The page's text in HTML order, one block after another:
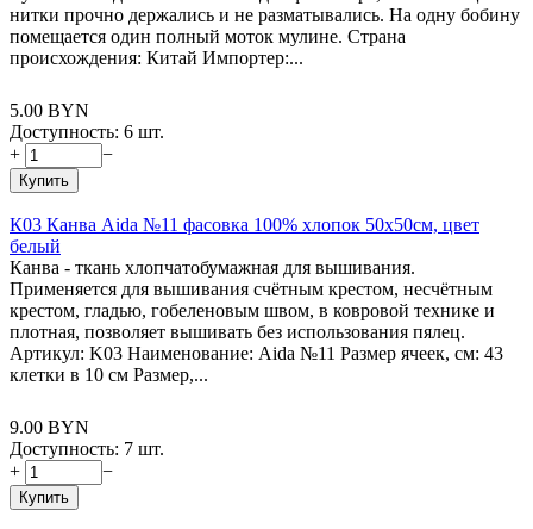
нитки прочно держались и не разматывались. На одну бобину
помещается один полный моток мулине. Страна
происхождения: Китай Импортер:...
5.00 BYN
Доступность: 6 шт.
+
−
Купить
К03 Канва Aida №11 фасовка 100% хлопок 50х50см, цвет
белый
Канва - ткань хлопчатобумажная для вышивания.
Применяется для вышивания счётным крестом, несчётным
крестом, гладью, гобеленовым швом, в ковровой технике и
плотная, позволяет вышивать без использования пялец.
Артикул: K03 Наименование: Aida №11 Размер ячеек, см: 43
клетки в 10 см Размер,...
9.00 BYN
Доступность: 7 шт.
+
−
Купить